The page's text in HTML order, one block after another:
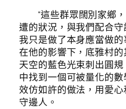
“這些群眾闊別家鄉
遭的狀況，與我們配合守
我只是做了本身應當做的
在他的影響下，底雅村
天空的藍色光束刺出圓
中找到一個可被量化的
效仿如許的做法，用愛
守邊人。